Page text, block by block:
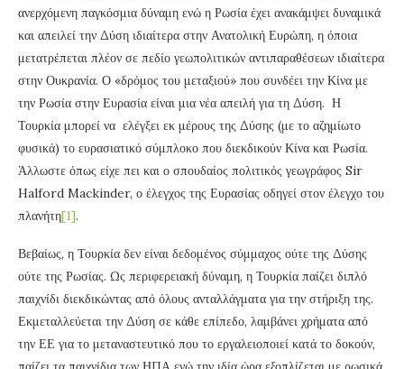
ανερχόμενη παγκόσμια δύναμη ενώ η Ρωσία έχει ανακάμψει δυναμικά
και απειλεί την Δύση ιδιαίτερα στην Ανατολική Ευρώπη, η όποια
μετατρέπεται πλέον σε πεδίο γεωπολιτικών αντιπαραθέσεων ιδιαίτερα
στην Ουκρανία. Ο «δρόμος του μεταξιού» που συνδέει την Κίνα με
την Ρωσία στην Ευρασία είναι μια νέα απειλή για τη Δύση. Η
Τουρκία μπορεί να ελέγξει εκ μέρους της Δύσης (με το αζημίωτο
φυσικά) το ευρασιατικό σύμπλοκο που διεκδικούν Κίνα και Ρωσία.
Άλλωστε όπως είχε πει και ο σπουδαίος πολιτικός γεωγράφος Sir
Halford Mackinder, ο έλεγχος της Ευρασίας οδηγεί στον έλεγχο του
πλανήτη[1].
Βεβαίως, η Τουρκία δεν είναι δεδομένος σύμμαχος ούτε της Δύσης
ούτε της Ρωσίας. Ως περιφερειακή δύναμη, η Τουρκία παίζει διπλό
παιχνίδι διεκδικώντας από όλους ανταλλάγματα για την στήριξη της.
Εκμεταλλεύεται την Δύση σε κάθε επίπεδο, λαμβάνει χρήματα από
την ΕΕ για το μεταναστευτικό που το εργαλειοποιεί κατά το δοκούν,